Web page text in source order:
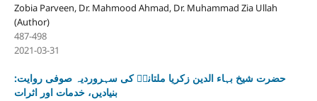
Zobia Parveen, Dr. Mahmood Ahmad, Dr. Muhammad Zia Ullah
(Author)
487-498
2021-03-31
حضرت شیخ بہاء الدین زکریا ملتانیؒ کی سہروردیہ صوفی روایت:
بنیادیں، خدمات اور اثرات